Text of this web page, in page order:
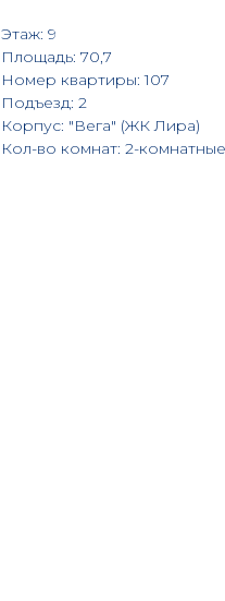
Этаж: 9
Площадь: 70,7
Номер квартиры: 107
Подъезд: 2
Корпус: "Вега" (ЖК Лира)
Кол-во комнат: 2-комнатные